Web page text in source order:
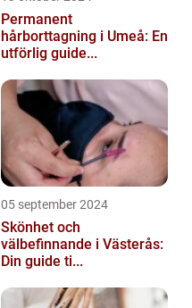
Permanent
hårborttagning i Umeå: En
utförlig guide...
05 september 2024
Skönhet och
välbefinnande i Västerås:
Din guide ti...